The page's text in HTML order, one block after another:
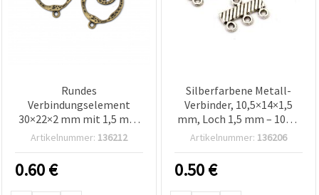
Rundes
Verbindungselement
30×22×2 mm mit 1,5 mm
Loch, Antikbronze – 5
Artikelnummer: 136212
0.60€
Silberfarbene Metall-
Verbinder, 10,5×14×1,5
mm, Loch 1,5 mm – 10er-
Pack Schmuckzubehör für
Artikelnummer: 136206
0.50€